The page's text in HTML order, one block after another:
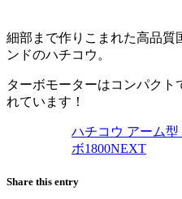
細部まで作りこまれた高品質
ンドのハチコウ。
ターボモーターはコンパクト
れています！
ハチコウ アーム
ボ1800NEXT
Share this entry